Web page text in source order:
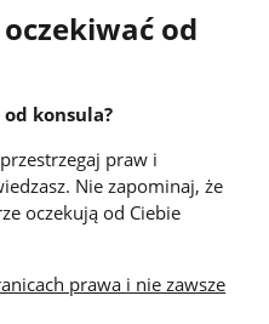
od
od konsula?
praw i
Nie zapominaj, że
oczekują od Ciebie
prawa i nie zawsze